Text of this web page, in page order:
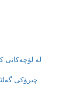
لە لۆچەکانی
چیرۆکی